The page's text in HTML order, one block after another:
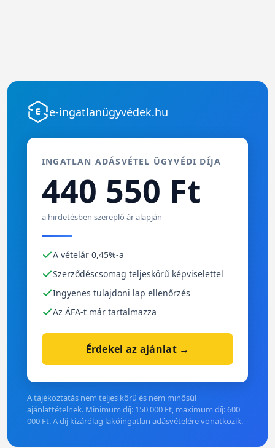
e-ingatlanügyvédek.hu
INGATLAN ADÁSVÉTEL ÜGYVÉDI DÍJA
440 550 Ft
a hirdetésben szereplő ár alapján
A vételár 0,45%-a
Szerződéscsomag teljeskörű képviselettel
Ingyenes tulajdoni lap ellenőrzés
Az ÁFA-t már tartalmazza
Érdekel az ajánlat →
A tájékoztatás nem teljes körű és nem minősül
ajánlattételnek. Minimum díj: 150 000 Ft, maximum díj: 600
000 Ft. A díj kizárólag lakóingatlan adásvételére vonatkozik.